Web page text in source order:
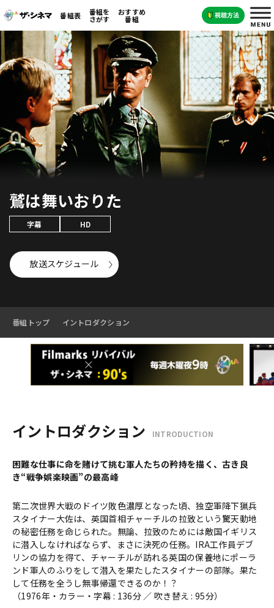
番組表 番組を
さがす
おすすめ
番組
鷲は舞いおりた
字幕 HD
放送スケジュール
番組トップ イントロダクション
イントロダクション INTRODUCTION
困難な仕事に命を賭けて挑む軍人たちの矜持を描く、古き良
き“戦争娯楽映画”の最高峰
第二次世界大戦のドイツ敗色濃厚となった頃、独空軍降下猟兵
スタイナー大佐は、英国首相チャーチルの拉致という驚天動地
の秘密任務を命じられた。無論、拉致のためには敵国イギリス
に潜入しなければならず、まさに決死の任務。IRA工作員デブ
リンの協力を得て、チャーチルが訪れる英国の保養地にポーラ
ンド軍人のふりをして潜入を果たしたスタイナーの部隊。果た
して任務を全うし無事帰還できるのか！？
（1976年・カラー・字幕 : 136分 ／ 吹き替え : 95分）